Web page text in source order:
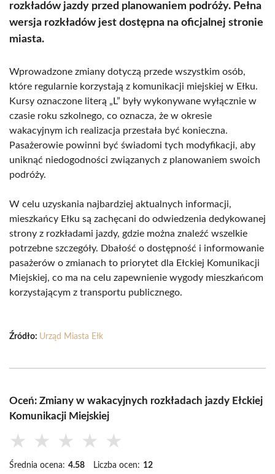
rozkładów jazdy przed planowaniem podróży. Pełna
wersja rozkładów jest dostępna na oficjalnej stronie
miasta.
Wprowadzone zmiany dotyczą przede wszystkim osób,
które regularnie korzystają z komunikacji miejskiej w Ełku.
Kursy oznaczone literą „L” były wykonywane wyłącznie w
czasie roku szkolnego, co oznacza, że w okresie
wakacyjnym ich realizacja przestała być konieczna.
Pasażerowie powinni być świadomi tych modyfikacji, aby
uniknąć niedogodności związanych z planowaniem swoich
podróży.
W celu uzyskania najbardziej aktualnych informacji,
mieszkańcy Ełku są zachęcani do odwiedzenia dedykowanej
strony z rozkładami jazdy, gdzie można znaleźć wszelkie
potrzebne szczegóły. Dbałość o dostępność i informowanie
pasażerów o zmianach to priorytet dla Ełckiej Komunikacji
Miejskiej, co ma na celu zapewnienie wygody mieszkańcom
korzystającym z transportu publicznego.
Źródło: Urząd Miasta Ełk
Oceń: Zmiany w wakacyjnych rozkładach jazdy Ełckiej
Komunikacji Miejskiej
★ ★ ★ ★ ★
Średnia ocena: 4.58 Liczba ocen: 12